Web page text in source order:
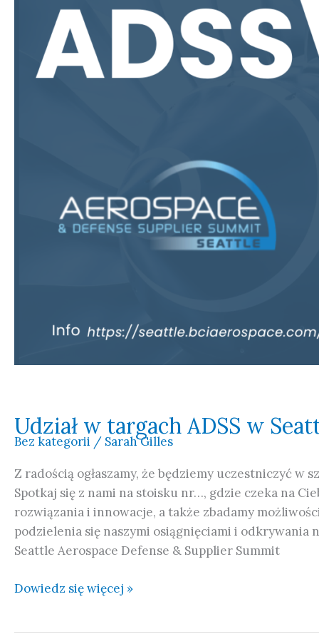
Udział w targach ADSS w
Bez kategorii / Sarah Gilles
Z radością ogłaszamy, że będziemy uczestniczyć w
Spotkaj się z nami na stoisku nr…, gdzie czeka na
rozwiązania i innowacje, a także zbadamy
podzielenia się naszymi osiągnięciami i
Seattle Aerospace Defense & Supplier Summit
Dowiedz się więcej »